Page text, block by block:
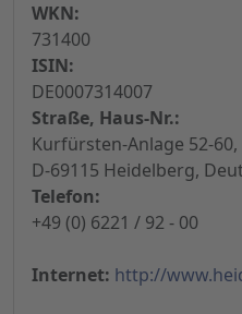
WKN:
731400
ISIN:
DE0007314007
Straße, Haus-Nr.:
Kurfürsten-Anlage 52-60,
D-69115 Heidelberg,
Telefon:
+49 (0) 6221 / 92 - 00
Internet: http://